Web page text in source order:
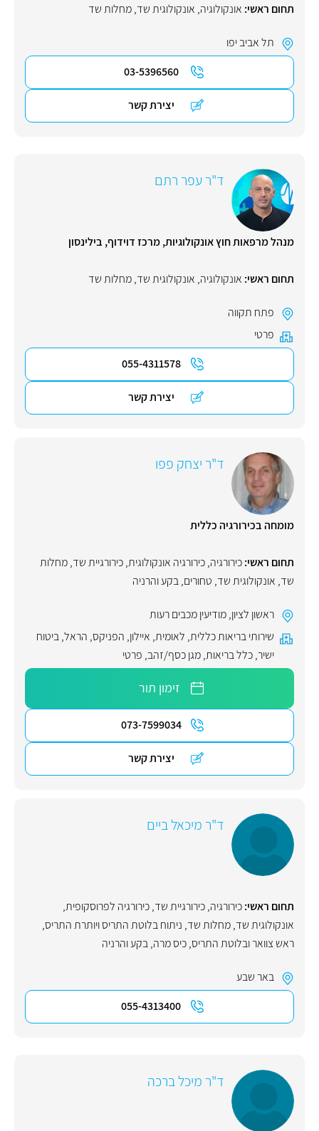
תחום ראשי: אונקולוגיה, אונקולוגית שד,מחלות שד
תל אביב יפו
03-5396560
יצירת קשר
ד"ר עפר רתם
מנהל מרפאות חוץ אונקולוגיות, מרכז דוידוף, בילינסון
תחום ראשי: אונקולוגיה, אונקולוגית שד,מחלות שד
פתח תקווה
פרטי
055-4311578
יצירת קשר
ד"ר יצחק פפו
מומחה בכירורגיה כללית
תחום ראשי:כירורגיה,כירורגיה אונקולוגית,כירורגיית שד,מחלות
שד, אונקולוגית שד, טחורים,בקע והרניה
ראשון לציון,מודיעין מכבים רעות
שירותי בריאות כללית, לאומית, איילון, הפניקס, הראל,ביטוח
ישיר,כלל בריאות,מגן כסף/זהב, פרטי
זימון תור
073-7599034
יצירת קשר
ד"ר מיכאל ביים
תחום ראשי:כירורגיה,כירורגיית שד,כירורגיה לפרוסקופית,
אונקולוגית שד,מחלות שד, ניתוח בלוטת התריס ויותרת התריס,
ראש צוואר ובלוטת התריס,כיס מרה,בקע והרניה
באר שבע
055-4313400
ד"ר מיכל ברכה